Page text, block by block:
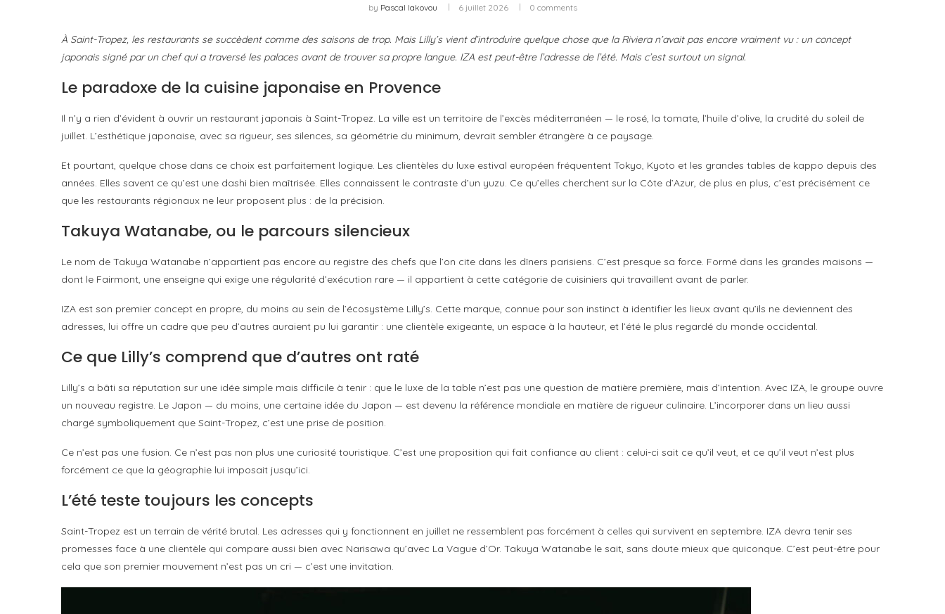
by Pascal Iakovou 6 juillet 2026 0 comments
À Saint-Tropez, les restaurants se succèdent comme des saisons de trop. Mais Lilly’s vient d’introduire quelque chose que la Riviera n’avait pas encore vraiment vu : un concept
japonais signé par un chef qui a traversé les palaces avant de trouver sa propre langue. IZA est peut-être l’adresse de l’été. Mais c’est surtout un signal.
Le paradoxe de la cuisine japonaise en Provence
Il n’y a rien d’évident à ouvrir un restaurant japonais à Saint-Tropez. La ville est un territoire de l’excès méditerranéen — le rosé, la tomate, l’huile d’olive, la crudité du soleil de
juillet. L’esthétique japonaise, avec sa rigueur, ses silences, sa géométrie du minimum, devrait sembler étrangère à ce paysage.
Et pourtant, quelque chose dans ce choix est parfaitement logique. Les clientèles du luxe estival européen fréquentent Tokyo, Kyoto et les grandes tables de kappo depuis des
années. Elles savent ce qu’est une dashi bien maîtrisée. Elles connaissent le contraste d’un yuzu. Ce qu’elles cherchent sur la Côte d’Azur, de plus en plus, c’est précisément ce
que les restaurants régionaux ne leur proposent plus : de la précision.
Takuya Watanabe, ou le parcours silencieux
Le nom de Takuya Watanabe n’appartient pas encore au registre des chefs que l’on cite dans les dîners parisiens. C’est presque sa force. Formé dans les grandes maisons —
dont le Fairmont, une enseigne qui exige une régularité d’exécution rare — il appartient à cette catégorie de cuisiniers qui travaillent avant de parler.
IZA est son premier concept en propre, du moins au sein de l’écosystème Lilly’s. Cette marque, connue pour son instinct à identifier les lieux avant qu’ils ne deviennent des
adresses, lui offre un cadre que peu d’autres auraient pu lui garantir : une clientèle exigeante, un espace à la hauteur, et l’été le plus regardé du monde occidental.
Ce que Lilly’s comprend que d’autres ont raté
Lilly’s a bâti sa réputation sur une idée simple mais difficile à tenir : que le luxe de la table n’est pas une question de matière première, mais d’intention. Avec IZA, le groupe ouvre
un nouveau registre. Le Japon — du moins, une certaine idée du Japon — est devenu la référence mondiale en matière de rigueur culinaire. L’incorporer dans un lieu aussi
chargé symboliquement que Saint-Tropez, c’est une prise de position.
Ce n’est pas une fusion. Ce n’est pas non plus une curiosité touristique. C’est une proposition qui fait confiance au client : celui-ci sait ce qu’il veut, et ce qu’il veut n’est plus
forcément ce que la géographie lui imposait jusqu’ici.
L’été teste toujours les concepts
Saint-Tropez est un terrain de vérité brutal. Les adresses qui y fonctionnent en juillet ne ressemblent pas forcément à celles qui survivent en septembre. IZA devra tenir ses
promesses face à une clientèle qui compare aussi bien avec Narisawa qu’avec La Vague d’Or. Takuya Watanabe le sait, sans doute mieux que quiconque. C’est peut-être pour
cela que son premier mouvement n’est pas un cri — c’est une invitation.